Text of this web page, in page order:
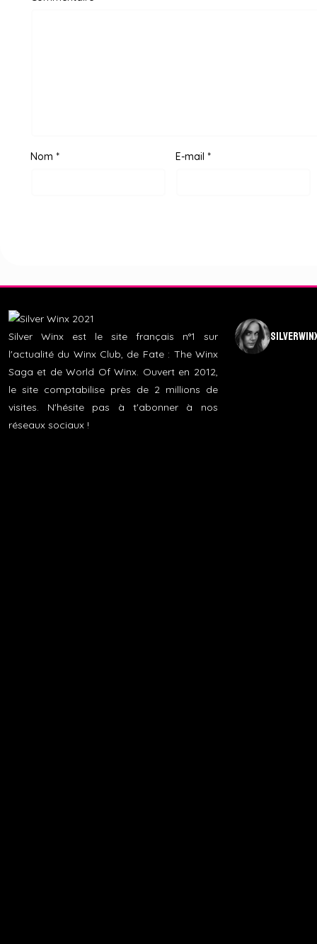
Nom* E-mail *
Silver Winx est le site français n°1 sur
l'actualité du Winx Club, de Fate : The Winx
Saga et de World Of Winx. Ouvert en 2012,
le site comptabilise près de 2 millions de
visites. N'hésite pas à t'abonner à nos
réseaux sociaux !